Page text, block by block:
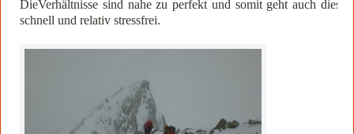
DieVerhältnisse sind nahe zu perfekt und somit geht auch dies
schnell und relativ stressfrei.